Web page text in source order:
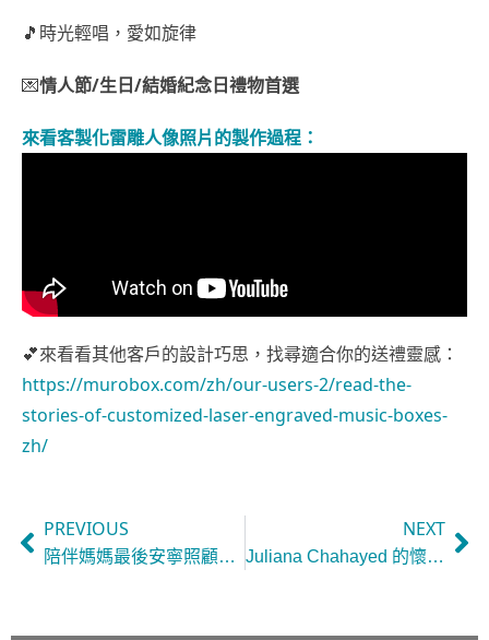
🎵 時光輕唱，愛如旋律
💌情人節/生日/結婚紀念日禮物首選
來看客製化雷雕人像照片的製作過程：
💕來看看其他客戶的設計巧思，找尋適合你的送禮靈感：
https://murobox.com/zh/our-users-2/read-the-
stories-of-customized-laser-engraved-music-boxes-
zh/
PREVIOUS
陪伴媽媽最後安寧照顧的回憶，透過音樂盒刻畫有溫度的緣分。
NEXT
Juliana Chahayed 的懷舊靈魂在 Muro Box-N40 音樂盒中找到創作新魔力（美國）